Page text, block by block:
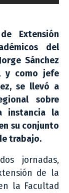
Extensión
del
Sánchez
y como jefe
se llevó a
sobre
instancia la
su conjunto
trabajo.
jornadas,
de la
la Facultad